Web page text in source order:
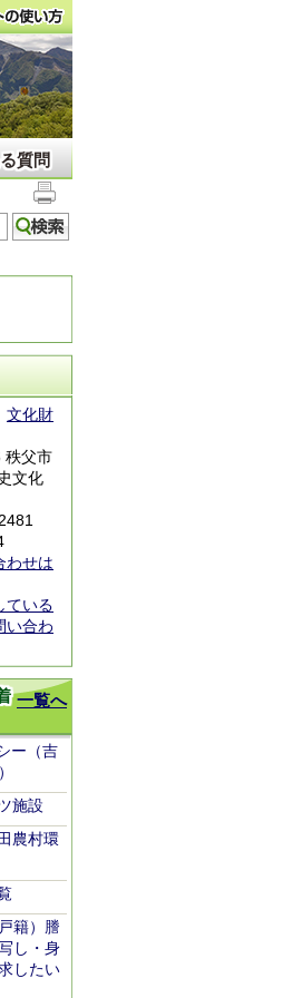
質問
文化財
秩父市
文化
わせは
ている
い合わ
一覧へ
ー（吉
施設
農村環
籍）謄
し・身
したい